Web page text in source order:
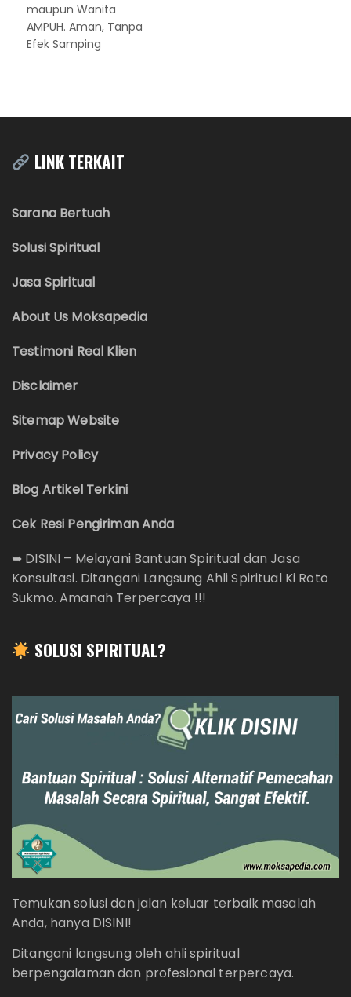
maupun Wanita
AMPUH. Aman, Tanpa
Efek Samping
LINK TERKAIT
Sarana Bertuah
Solusi Spiritual
Jasa Spiritual
About Us Moksapedia
Testimoni Real Klien
Disclaimer
Sitemap Website
Privacy Policy
Blog Artikel Terkini
Cek Resi Pengiriman Anda
➥ DISINI – Melayani Bantuan Spiritual dan Jasa
Konsultasi. Ditangani Langsung Ahli Spiritual Ki Roto
Sukmo. Amanah Terpercaya !!!
SOLUSI SPIRITUAL?
Temukan solusi dan jalan keluar terbaik masalah
Anda, hanya DISINI!
Ditangani langsung oleh ahli spiritual
berpengalaman dan profesional terpercaya.